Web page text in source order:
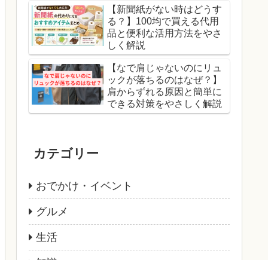
【新聞紙がない時はどうす
る？】100均で買える代用
品と便利な活用方法をやさ
しく解説
【なで肩じゃないのにリュ
ックが落ちるのはなぜ？】
肩からずれる原因と簡単に
できる対策をやさしく解説
カテゴリー
おでかけ・イベント
グルメ
生活